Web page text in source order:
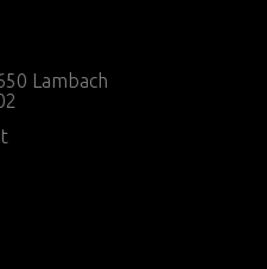
Lambach